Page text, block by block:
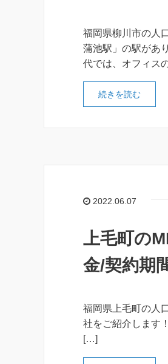
福岡県柳川市の人
蒲池駅」の駅があ
代では、オフィス
続きを読む
2022.06.07
上毛町の
金/契約期
福岡県上毛町の人
社をご紹介します
[…]